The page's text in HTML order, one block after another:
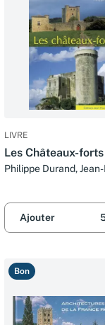
LIVRE
Les Châteaux-forts
Philippe Durand,
Ajouter
Bon